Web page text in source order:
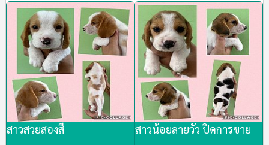
สาวสวยสองสี สาวน้อยลายวัว ปิดการขาย